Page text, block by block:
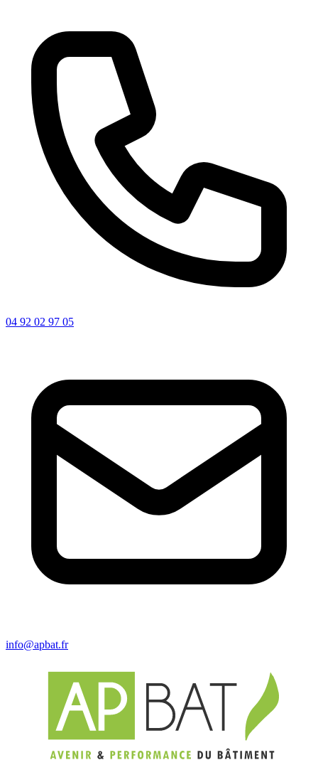
04 92 02 97 05
info@apbat.fr